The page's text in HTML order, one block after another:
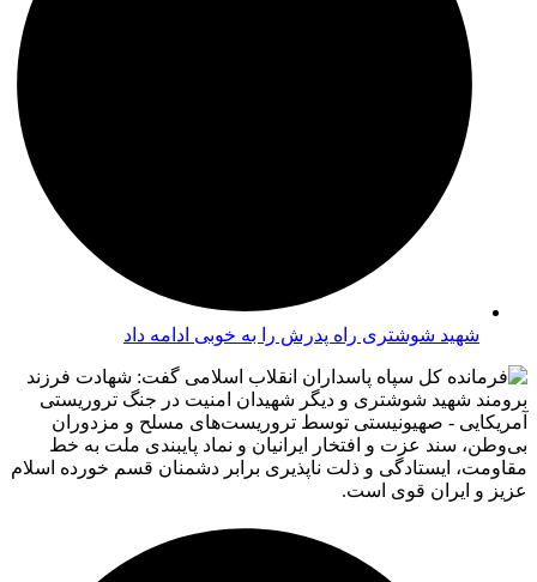
شهید شوشتری راه پدرش را به خوبی ادامه داد